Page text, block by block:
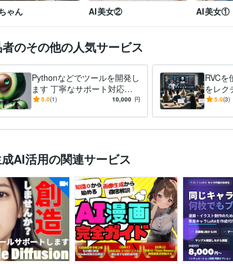
ゃん AI美女② AI美女①
のその他の人気サービス
Pythonなどでツールを開発し
ます 丁寧なサポート対応さ
せて頂きます！
5.0(1) 10,000 円
RVCを
をレク
ルコラ
5.0(3)
AI活用の関連サービス